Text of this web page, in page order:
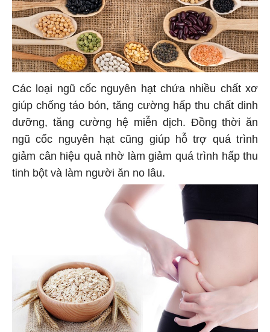
Các loại ngũ cốc nguyên hạt chứa nhiều chất xơ
giúp chống táo bón, tăng cường hấp thu chất dinh
dưỡng, tăng cường hệ miễn dịch. Đồng thời ăn
ngũ cốc nguyên hạt cũng giúp hỗ trợ quá trình
giảm cân hiệu quả nhờ làm giảm quá trình hấp thu
tinh bột và làm người ăn no lâu.